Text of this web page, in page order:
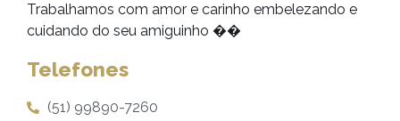
Trabalhamos com amor e carinho embelezando e
cuidando do seu amiguinho ��
Telefones
(51) 99890-7260